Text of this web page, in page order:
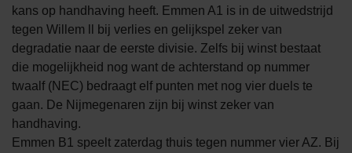
kans op handhaving heeft. Emmen A1 is in de uitwedstrijd
tegen Willem ll bij verlies en gelijkspel zeker van
degradatie naar de eerste divisie. Zelfs bij winst bestaat
die mogelijkheid nog want de achterstand op nummer
twaalf (NEC) bedraagt elf punten met nog vier duels te
gaan. De Nijmegenaren zijn bij winst zeker van
handhaving.
Emmen B1 speelt zaterdag thuis tegen nummer vier AZ. Bij